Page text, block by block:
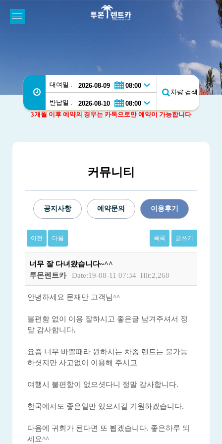
대여일 :
반납일 :
차량 검색
3개월 이후 예약의 경우는 카톡으로만 예약이 가능합니다
커뮤니티
공지사항 예약문의 이용후기
이전 다음 목록 글쓰기
너무 잘 다녀왔습니다~^^
투몬렌트카
Date:19-08-11 07:34 Hit:2,268
안녕하세요 문재만 고객님^^
불편함 없이 이용 잘하시고 좋은글 남겨주셔서 정
말 감사합니다,
요즘 너무 바쁠때라 원하시는 차종 렌트는 불가능
하셧지만 사고없이 이용해 주시고
여행시 불편함이 없으셧다니 정말 감사합니다.
한국에서도 좋은일만 있으시길 기원하겠습니다.
다음에 귀회가 된다면 또 뵙겠습니다. 좋은하루 되
세요^^